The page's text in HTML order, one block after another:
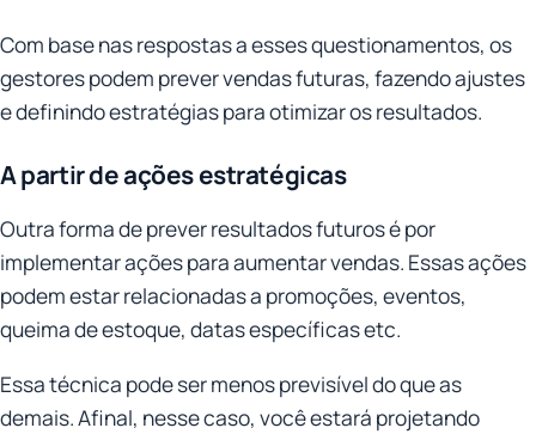
Com base nas respostas a esses questionamentos, os
gestores podem prever vendas futuras, fazendo ajustes
e definindo estratégias para otimizar os resultados.
A partir de ações estratégicas
Outra forma de prever resultados futuros é por
implementar ações para aumentar vendas. Essas ações
podem estar relacionadas a promoções, eventos,
queima de estoque, datas específicas etc.
Essa técnica pode ser menos previsível do que as
demais. Afinal, nesse caso, você estará projetando